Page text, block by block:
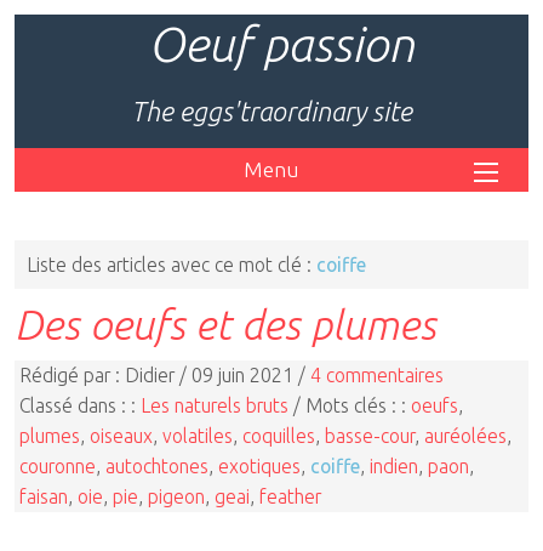
Oeuf passion
The eggs'traordinary site
Menu
Liste des articles avec ce mot clé : coiffe
Des oeufs et des plumes
Rédigé par : Didier / 09 juin 2021 / 4 commentaires
Classé dans : : Les naturels bruts / Mots clés : : oeufs
plumes oiseaux volatiles coquilles basse-cour, auréolées
couronne autochtones exotiques coiffe indien paon
faisan oie pie pigeon geai feather